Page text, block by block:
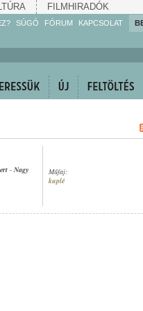
FILMHIRADÓK
SÚGÓ
Gyarapítsa!
FÓRUM KAPCSOLAT
- Nagy
Műfaj:
kuplé